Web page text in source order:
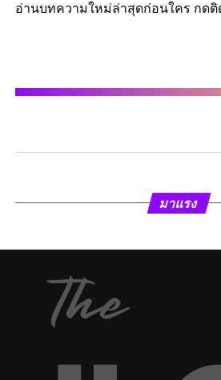
อ่านบทความใหม่ล่าสุดก่อนใคร กดติด
มาแรง